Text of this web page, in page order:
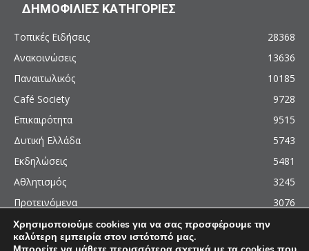
ΔΗΜΟΦΙΛΙΕΣ ΚΑΤΗΓΟΡΙΕΣ
Τοπικές Ειδήσεις
28368
Ανακοινώσεις
13636
Παναιτωλικός
10185
Café Society
9728
Επικαιρότητα
9515
Δυτική Ελλάδα
5743
Εκδηλώσεις
5481
Αθλητισμός
3245
Προτεινόμενα
3076
Χρησιμοποιούμε cookies για να σας προσφέρουμε την
καλύτερη εμπειρία στον ιστότοπό μας.